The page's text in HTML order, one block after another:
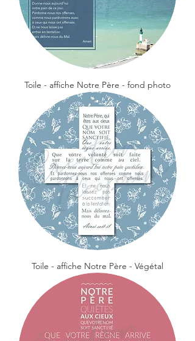
Toile - affiche Notre Père - fond photo
Toile - affiche Notre Père - Végétal